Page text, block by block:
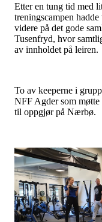
Etter en tung tid med
treningscampen
videre på det gode
Tusenfryd, hvor
av innholdet på leiren.
To av keeperne i
NFF Agder som
til oppgjør på Nærbø.